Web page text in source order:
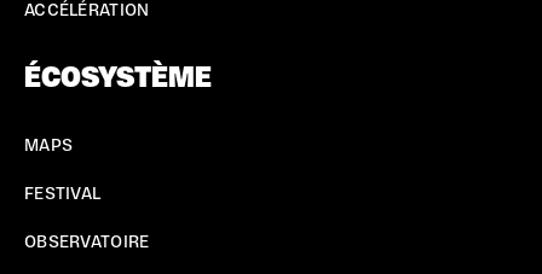
ACCÉLÉRATION
ÉCOSYSTÈME
MAPS
FESTIVAL
OBSERVATOIRE